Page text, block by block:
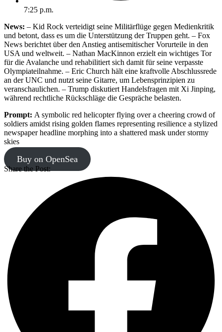
7:25 p.m.
News: – Kid Rock verteidigt seine Militärflüge gegen Medienkritik
und betont, dass es um die Unterstützung der Truppen geht. – Fox
News berichtet über den Anstieg antisemitischer Vorurteile in den
USA und weltweit. – Nathan MacKinnon erzielt ein wichtiges Tor
für die Avalanche und rehabilitiert sich damit für seine verpasste
Olympiateilnahme. – Eric Church hält eine kraftvolle Abschlussrede
an der UNC und nutzt seine Gitarre, um Lebensprinzipien zu
veranschaulichen. – Trump diskutiert Handelsfragen mit Xi Jinping,
während rechtliche Rückschläge die Gespräche belasten.
Prompt: A symbolic red helicopter flying over a cheering crowd of
soldiers amidst rising golden flames representing resilience a stylized
newspaper headline morphing into a shattered mask under stormy
skies
Buy on OpenSea
Share the Post: